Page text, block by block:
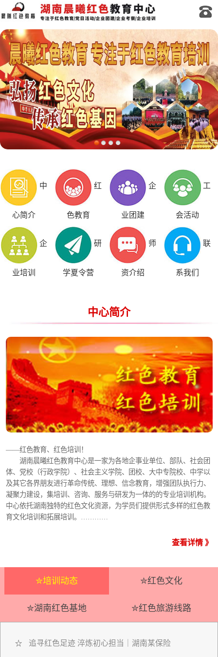
中
心简介
红
色教育
企
业团建
工
会活动
企
业培训
研
学夏令营
师
资介绍
联
系我们
中心简介
——红色教育、红色培训！
湖南晨曦红色教育中心是一家为各地企事业单位、部队、社会团
体、党校（行政学院）、社会主义学院、团校、大中专院校、中学以
及其它各界朋友进行革命传统、理想、信念教育，增强团队执行力、
凝聚力建设，集培训、咨询、服务与研发为一体的的专业培训机构。
中心依托湖南独特的红色文化资源，为学员们提供形式多样的红色教
育文化培训和拓展培训。…………
查看详情 》
✮培训动态 ✮红色文化
✮湖南红色基地 ✮红色旅游线路
☆ 追寻红色足迹 淬炼初心担当｜湖南某保险